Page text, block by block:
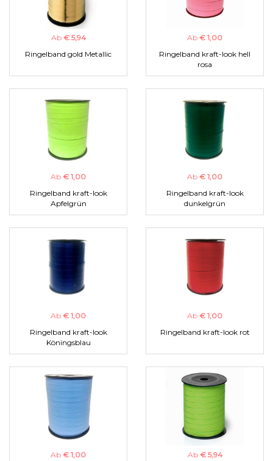
Ab € 5,94
Ringelband gold Metallic
Ab € 1,00
Ringelband kraft-look hell
rosa
Ab € 1,00
Ringelband kraft-look
Apfelgrün
Ab € 1,00
Ringelband kraft-look
dunkelgrün
Ab € 1,00
Ringelband kraft-look
Köningsblau
Ab € 1,00
Ringelband kraft-look rot
Ab € 1,00 Ab € 5,94